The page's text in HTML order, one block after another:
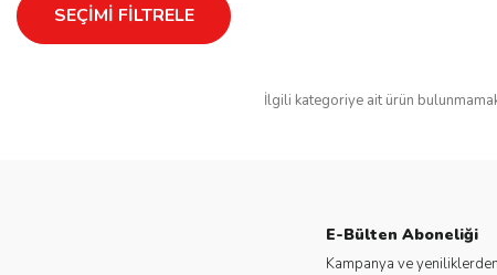
SEÇIMI FILTRELE
İlgili kategoriye ait ürün
E-Bülten Aboneliği
Kampanya ve